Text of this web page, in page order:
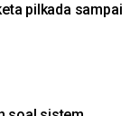
pilkada sampai